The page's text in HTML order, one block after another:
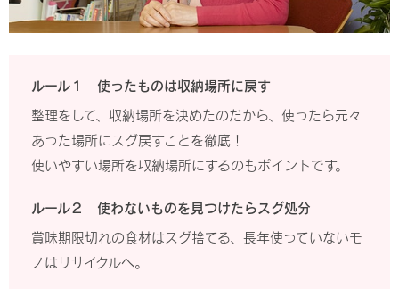
ルール１ 使ったものは収納場所に戻す
整理をして、収納場所を決めたのだから、使ったら元々
あった場所にスグ戻すことを徹底！
使いやすい場所を収納場所にするのもポイントです。
ルール２ 使わないものを見つけたらスグ処分
賞味期限切れの食材はスグ捨てる、長年使っていないモ
ノはリサイクルへ。